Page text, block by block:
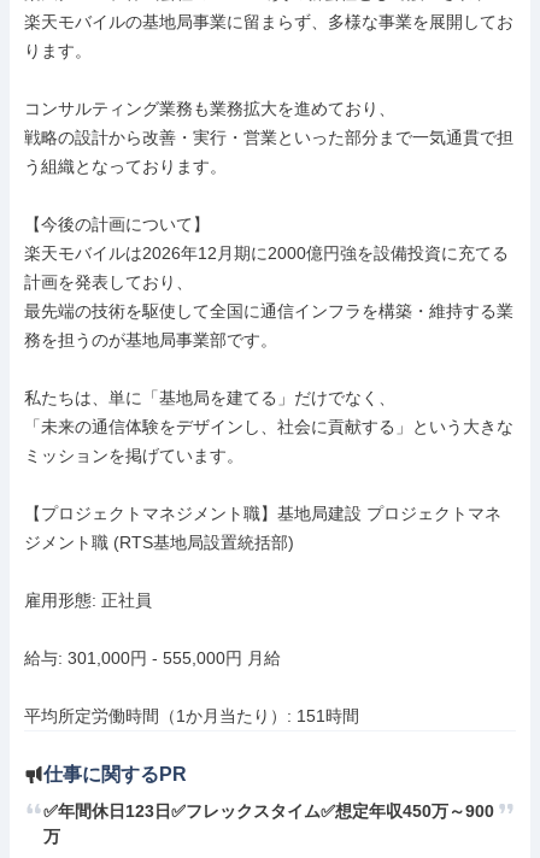
楽天モバイルの基地局事業に留まらず、多様な事業を展開してお
ります。
コンサルティング業務も業務拡大を進めており、
戦略の設計から改善・実行・営業といった部分まで一気通貫で担
う組織となっております。
【今後の計画について】
楽天モバイルは2026年12月期に2000億円強を設備投資に充てる
計画を発表しており、
最先端の技術を駆使して全国に通信インフラを構築・維持する業
務を担うのが基地局事業部です。
私たちは、単に「基地局を建てる」だけでなく、
「未来の通信体験をデザインし、社会に貢献する」という大きな
ミッションを掲げています。
【プロジェクトマネジメント職】基地局建設 プロジェクトマネ
ジメント職 (RTS基地局設置統括部)
雇用形態: 正社員
給与: 301,000円 - 555,000円 月給
平均所定労働時間（1か月当たり）: 151時間
仕事に関するPR
✅年間休日123日✅フレックスタイム✅想定年収450万～900
万